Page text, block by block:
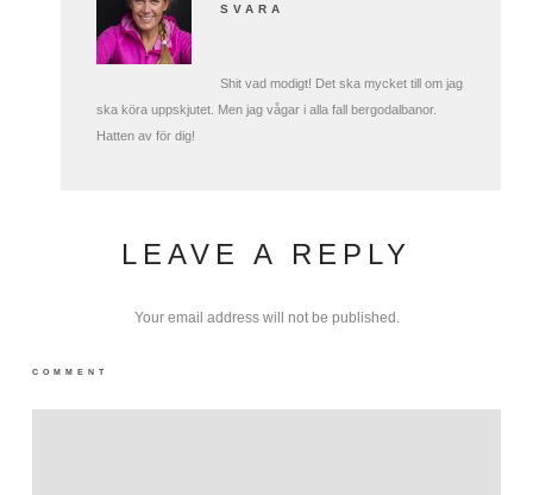
SVARA
Shit vad modigt! Det ska mycket till om jag
ska köra uppskjutet. Men jag vågar i alla fall bergodalbanor.
Hatten av för dig!
LEAVE A REPLY
Your email address will not be published.
COMMENT